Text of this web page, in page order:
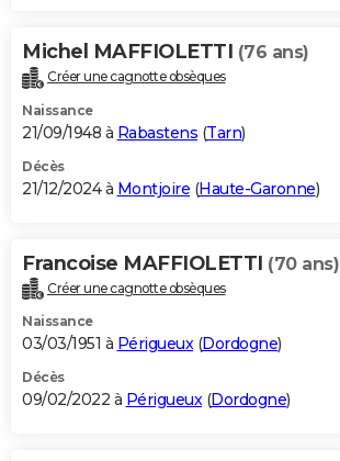
Michel MAFFIOLETTI (76 ans)
Créer une cagnotte obsèques
Naissance
21/09/1948 à Rabastens (Tarn)
Décès
21/12/2024 à Montjoire (Haute-Garonne)
Francoise MAFFIOLETTI (70 ans)
Créer une cagnotte obsèques
Naissance
03/03/1951 à Périgueux(Dordogne)
Décès
09/02/2022 à Périgueux(Dordogne)